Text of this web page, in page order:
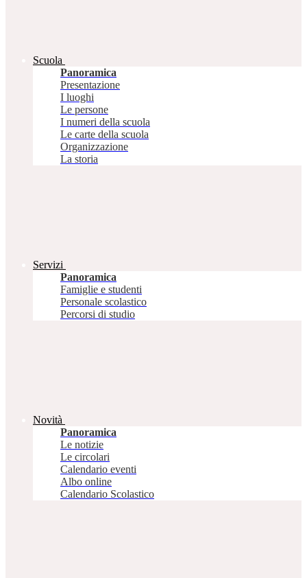
Scuola
Panoramica
Presentazione
I luoghi
Le persone
I numeri della scuola
Le carte della scuola
Organizzazione
La storia
Servizi
Panoramica
Famiglie e studenti
Personale scolastico
Percorsi di studio
Novità
Panoramica
Le notizie
Le circolari
Calendario eventi
Albo online
Calendario Scolastico